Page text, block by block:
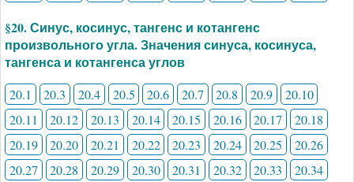
§20. Синус, косинус, тангенс и котангенс
произвольного угла. Значения синуса, косинуса,
тангенса и котангенса углов
20.1 20.3 20.4 20.5 20.6 20.7 20.8 20.9
20.10
20.11
20.12 20.13 20.14 20.15 20.16 20.17
20.18
20.19
20.20 20.21 20.22 20.23 20.24 20.25
20.26
20.27
20.28 20.29 20.30 20.31 20.32 20.33
20.34